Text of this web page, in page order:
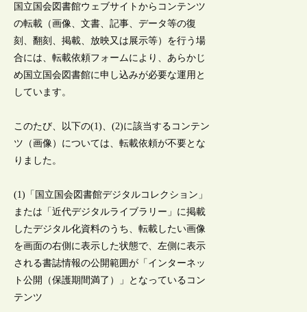
国立国会図書館ウェブサイトからコンテンツ
の転載（画像、文書、記事、データ等の復
刻、翻刻、掲載、放映又は展示等）を行う場
合には、転載依頼フォームにより、あらかじ
め国立国会図書館に申し込みが必要な運用と
しています。
このたび、以下の(1)、(2)に該当するコンテン
ツ（画像）については、転載依頼が不要とな
りました。
(1)「国立国会図書館デジタルコレクション」
または「近代デジタルライブラリー」に掲載
したデジタル化資料のうち、転載したい画像
を画面の右側に表示した状態で、左側に表示
される書誌情報の公開範囲が「インターネッ
ト公開（保護期間満了）」となっているコン
テンツ